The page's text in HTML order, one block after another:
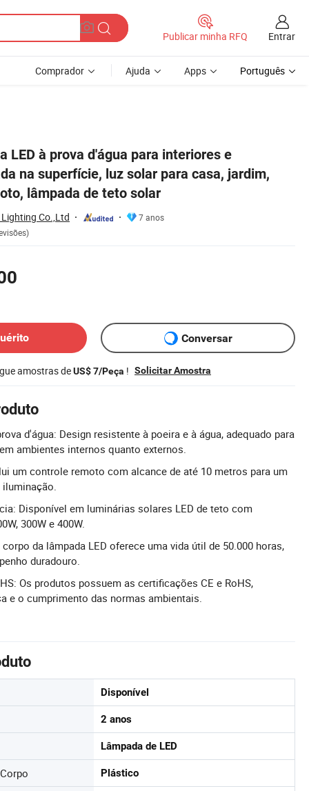
Publicar minha RFQ Entrar
Comprador Ajuda Apps Português
LED à prova d'água para interiores e
na superfície, luz solar para casa, jardim,
lâmpada de teto solar
Co.,Ltd
7 anos
Conversar
amostras deUS$ 7/Peça ! Solicitar Amostra
d'água: Design resistente à poeira e à água, adequado para
ambientes internos quanto externos.
um controle remoto com alcance de até 10 metros para um
Disponível em luminárias solares LED de teto com
300W e 400W.
da lâmpada LED oferece uma vida útil de 50.000 horas,
duradouro.
Os produtos possuem as certificações CE e RoHS,
e o cumprimento das normas ambientais.
Disponível
2 anos
Lâmpada de LED
Plástico
controle remoto, lâmpada de teto solar